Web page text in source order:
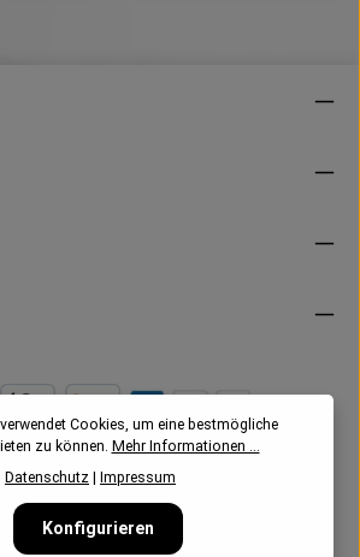
Cookies, um eine bestmögliche
zu können. Mehr Informationen ...
Datenschutz
Impressum
Konfigurieren